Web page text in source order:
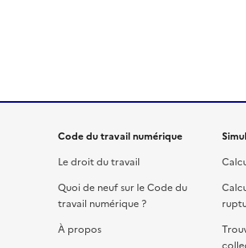
Code du travail numérique
Le droit du travail
Quoi de neuf sur le Code du
travail numérique ?
À propos